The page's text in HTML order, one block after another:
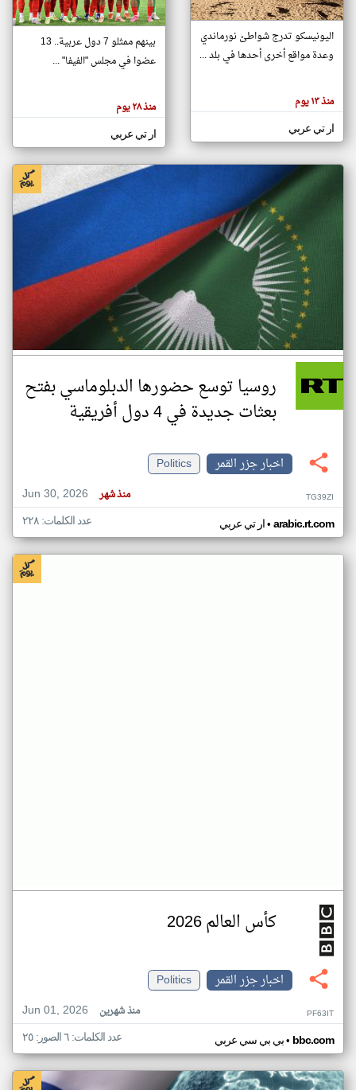
تغيير الدولة
اخبار جزر القمر على مدار الساعة
أهم اخبار جزر القمر العاجلة والمباشرة
هنا عن
وجهة
كاتبيها.
اليونيسكو تدرج شواطئ نورماندي
وعدة مواقع أخرى أحدها في بلد ...
منذ ١٣ يوم
ار تي عربي
بينهم ممثلو 7 دول عربية.. 13
عضوا في مجلس "الفيفا" ...
منذ ٢٨ يوم
ار تي عربي
روسيا توسع حضورها الدبلوماسي بفتح
بعثات جديدة في 4 دول أفريقية
اخبار جزر القمر
Politics
Jun 30, 2026
منذ شهر TG39ZI
ار تي عربي• arabic.rt.com عدد الكلمات: ٢٢٨
كأس العالم 2026
اخبار جزر القمر
Politics
Jun 01, 2026
منذ شهرين PF63IT
بي بي سي عربي• bbc.com عدد الكلمات: ٦ الصور: ٢٥
klyoum.com